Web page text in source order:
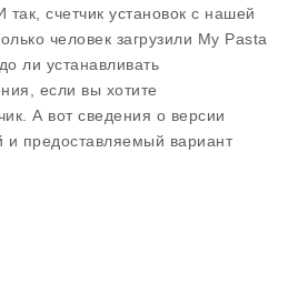
счетчик установок с нашей
человек загрузили My Pasta
ли устанавливать
если вы хотите
А вот сведения о версии
и предоставляемый вариант